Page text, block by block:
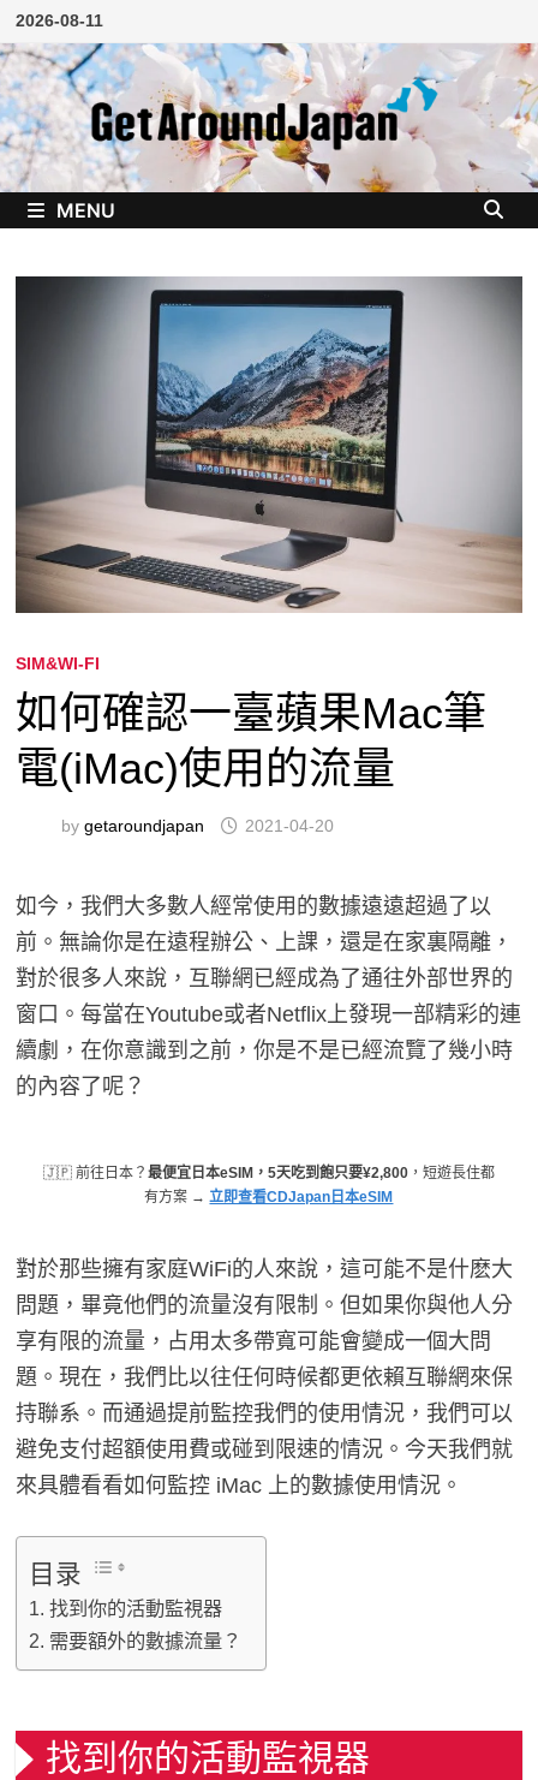
Skip
to
content
2026-08-11
MENU
SIM&WI-FI
如何確認一臺蘋果Mac筆
電(iMac)使用的流量
bygetaroundjapan 2021-04-20
如今，我們大多數人經常使用的數據遠遠超過了以
前。無論你是在遠程辦公、上課，還是在家裏隔離，
對於很多人來說，互聯網已經成為了通往外部世界的
窗口。每當在Youtube或者Netflix上發現一部精彩的連
續劇，在你意識到之前，你是不是已經流覽了幾小時
的內容了呢？
🇯🇵 前往日本？ 最便宜日本eSIM，5天吃到飽只要¥2,800，短遊長住都
有方案 →立即查看CDJapan日本eSIM
對於那些擁有家庭WiFi的人來說，這可能不是什麽大
問題，畢竟他們的流量沒有限制。但如果你與他人分
享有限的流量，占用太多帶寬可能會變成一個大問
題。現在，我們比以往任何時候都更依賴互聯網來保
持聯系。而通過提前監控我們的使用情況，我們可以
避免支付超額使用費或碰到限速的情況。今天我們就
來具體看看如何監控 iMac 上的數據使用情況。
目录
找到你的活動監視器
需要額外的數據流量？
找到你的活動監視器